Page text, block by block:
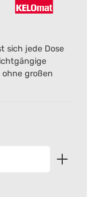
sich jede Dose
großen
Wert ein